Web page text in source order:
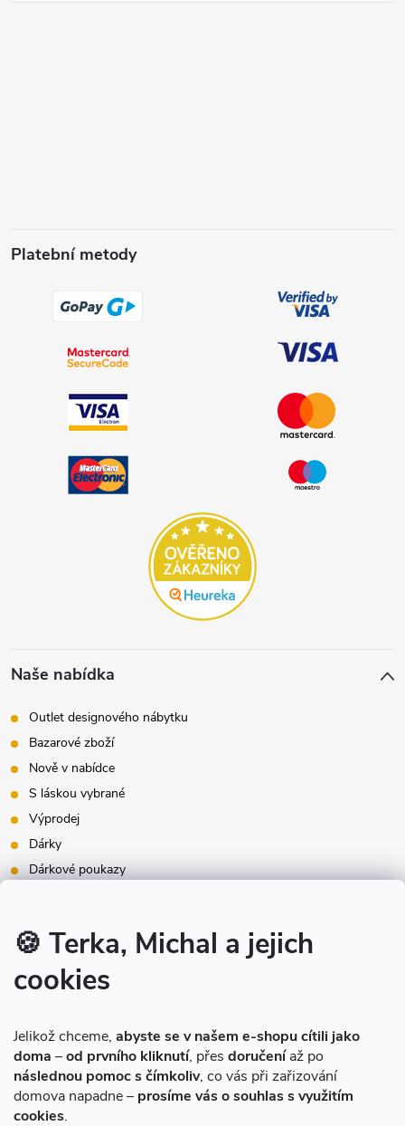
🍪 Terka, Michal a jejich
cookies
Jelikož chceme, abyste se v našem e-shopu cítili jako
doma –od prvního kliknutí, přes doručeníaž po
následnou pomoc s čímkoliv, co vás při zařizování
domova napadne – prosíme vás o souhlas s využitím
cookies.
Platební metody
Naše nabídka
Outlet designového nábytku
Bazarové zboží
Nově v nabídce
S láskou vybrané
Výprodej
Dárky
Dárkové poukazy
Instagram